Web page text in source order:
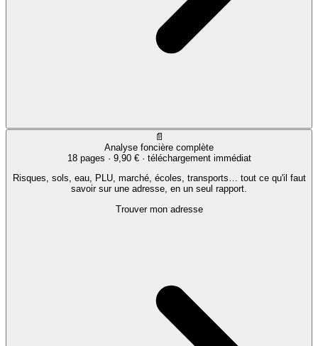
📄
Analyse foncière complète
18 pages · 9,90 €· téléchargement immédiat
Risques, sols, eau, PLU, marché, écoles, transports… tout ce qu'il faut
savoir sur une adresse, en un seul rapport.
Trouver mon adresse